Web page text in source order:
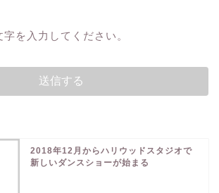
を入力してください。
2018年12月からハリウッドスタジオで
新しいダンスショーが始まる